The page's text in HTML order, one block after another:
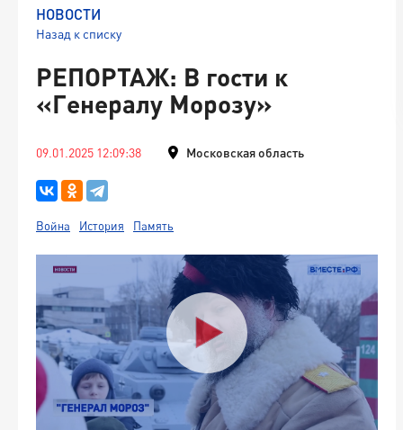
НОВОСТИ
Назад к списку
РЕПОРТАЖ: В гости к
«Генералу Морозу»
09.01.2025 12:09:38 Московская область
Война История Память